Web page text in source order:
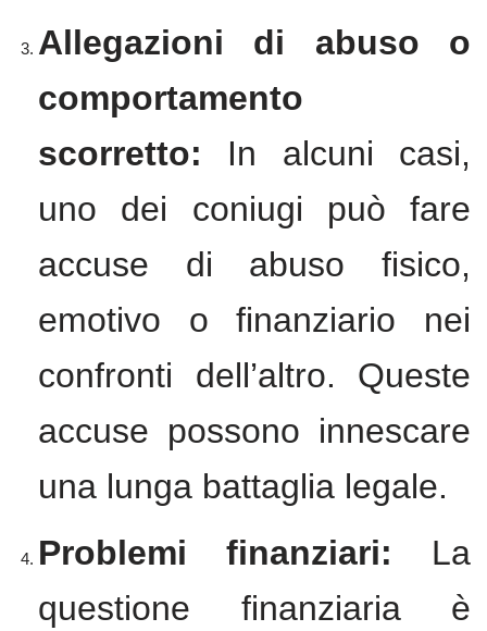
Allegazioni di abuso o
comportamento
scorretto: In alcuni casi,
uno dei coniugi può fare
accuse di abuso fisico,
emotivo o finanziario nei
confronti dell’altro. Queste
accuse possono innescare
una lunga battaglia legale.
Problemi finanziari: La
questione finanziaria è